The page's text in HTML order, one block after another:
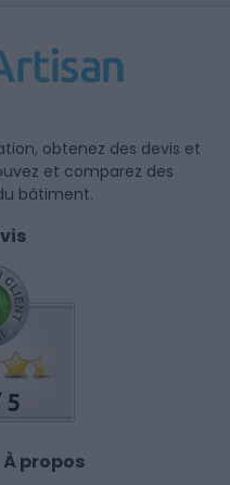
obtenez des devis et
et comparez des
bâtiment.
5
À propos